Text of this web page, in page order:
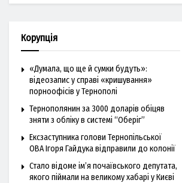
Корупція
«Думала, що ще й сумки будуть»:
відеозапис у справі «кришування»
порноофісів у Тернополі
Тернополянин за 3000 доларів обіцяв
зняти з обліку в системі “Оберіг”
Ексзаступника голови Тернопільської
ОВА Ігоря Гайдука відправили до колонії
Стало відоме ім’я почаївського депутата,
якого піймали на великому хабарі у Києві